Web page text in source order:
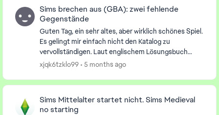
Sims brechen aus (GBA): zwei fehlende
Gegenstände
Guten Tag, ein sehr altes, aber wirklich schönes Spiel.
Es gelingt mir einfach nicht den Katalog zu
vervollständigen. Laut englischem Lösungsbuch
fehlen mir zwei Gegenstände: Zodiac Statue
xjqk6tzklo99 5 months ago
Sims Mittelalter startet nicht. Sims Medieval
no starting